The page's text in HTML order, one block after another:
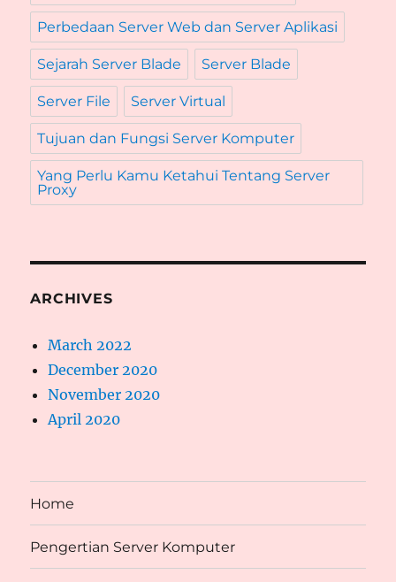
Perbedaan Server Web dan Server Aplikasi
Sejarah Server Blade Server Blade
Server File Server Virtual
Tujuan dan Fungsi Server Komputer
Yang Perlu Kamu Ketahui Tentang Server
Proxy
ARCHIVES
March 2022
December 2020
November 2020
April 2020
Home
Pengertian Server Komputer